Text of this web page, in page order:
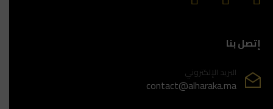
إتصل بنا
البريد الإلكتروني
contact@alharaka.ma